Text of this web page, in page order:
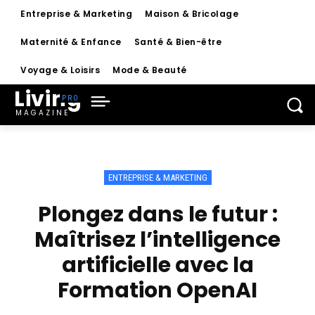
Entreprise & Marketing Maison & Bricolage
Maternité & Enfance Santé & Bien-être
Voyage & Loisirs Mode & Beauté
Living
MAGAZINE
ENTREPRISE & MARKETING
Plongez dans le futur :
Maîtrisez l’intelligence
artificielle avec la
Formation OpenAI